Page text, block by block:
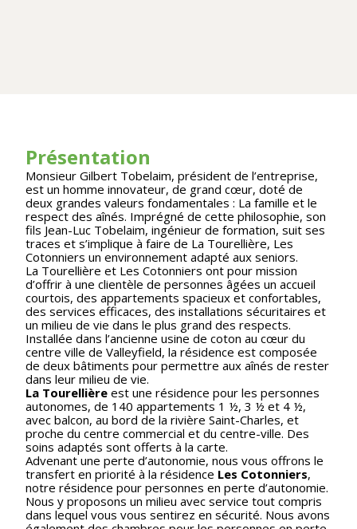
Présentation
Monsieur Gilbert Tobelaim, président de l’entreprise,
est un homme innovateur, de grand cœur, doté de
deux grandes valeurs fondamentales : La famille et le
respect des aînés. Imprégné de cette philosophie, son
fils Jean-Luc Tobelaim, ingénieur de formation, suit ses
traces et s’implique à faire de La Tourellière, Les
Cotonniers un environnement adapté aux seniors.
La Tourellière et Les Cotonniers ont pour mission
d’offrir à une clientèle de personnes âgées un accueil
courtois, des appartements spacieux et confortables,
des services efficaces, des installations sécuritaires et
un milieu de vie dans le plus grand des respects.
Installée dans l’ancienne usine de coton au cœur du
centre ville de Valleyfield, la résidence est composée
de deux bâtiments pour permettre aux aînés de rester
dans leur milieu de vie.
La Tourellière est une résidence pour les personnes
autonomes, de 140 appartements 1 ½, 3 ½ et 4 ½,
avec balcon, au bord de la rivière Saint-Charles, et
proche du centre commercial et du centre-ville. Des
soins adaptés sont offerts à la carte.
Advenant une perte d’autonomie, nous vous offrons le
transfert en priorité à la résidence Les Cotonniers,
notre résidence pour personnes en perte d’autonomie.
Nous y proposons un milieu avec service tout compris
dans lequel vous vous sentirez en sécurité. Nous avons